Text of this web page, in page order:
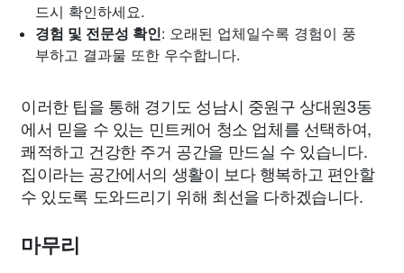
드시 확인하세요.
경험 및 전문성 확인: 오래된 업체일수록 경험이 풍
부하고 결과물 또한 우수합니다.
이러한 팁을 통해 경기도 성남시 중원구 상대원3동
에서 믿을 수 있는 민트케어 청소 업체를 선택하여,
쾌적하고 건강한 주거 공간을 만드실 수 있습니다.
집이라는 공간에서의 생활이 보다 행복하고 편안할
수 있도록 도와드리기 위해 최선을 다하겠습니다.
마무리